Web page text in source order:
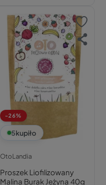
-26%
5kupiło
OtoLandia
Proszek Liofilizowany
Malina Burak Jeżyna 40g